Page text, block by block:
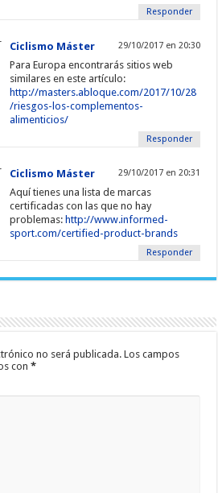
Responder
Ciclismo Máster 29/10/2017 en 20:30
Para Europa encontrarás sitios web
similares en este artículo:
http://masters.abloque.com/2017/10/28
/riesgos-los-complementos-
alimenticios/
Responder
Ciclismo Máster 29/10/2017 en 20:31
Aquí tienes una lista de marcas
certificadas con las que no hay
problemas: http://www.informed-
sport.com/certified-product-brands
Responder
no será publicada. Los campos
con*